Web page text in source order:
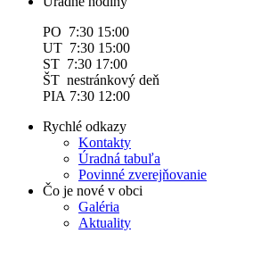
PO 7:30 15:00
UT 7:30 15:00
ST 7:30 17:00
ŠT nestránkový deň
PIA 7:30 12:00
Rychlé odkazy
Kontakty
Úradná tabuľa
Povinné zverejňovanie
Čo je nové v obci
Galéria
Aktuality